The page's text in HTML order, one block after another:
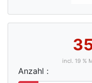
incl. 19 %
Anzahl :